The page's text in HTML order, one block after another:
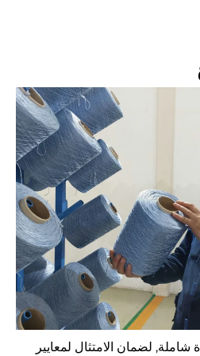
لضمان الامتثال لمعايير